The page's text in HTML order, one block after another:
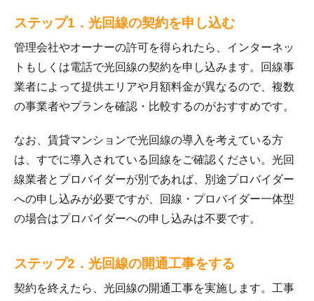
ステップ1．光回線の契約を申し込む
管理会社やオーナーの許可を得られたら、インターネッ
トもしくは電話で光回線の契約を申し込みます。回線事
業者によって提供エリアや月額料金が異なるので、複数
の事業者やプランを確認・比較するのがおすすめです。
なお、賃貸マンションで光回線の導入を考えている方
は、すでに導入されている回線をご確認ください。光回
線業者とプロバイダーが別であれば、別途プロバイダー
への申し込みが必要ですが、回線・プロバイダー一体型
の場合はプロバイダーへの申し込みは不要です。
ステップ2．光回線の開通工事をする
契約を終えたら、光回線の開通工事を実施します。工事